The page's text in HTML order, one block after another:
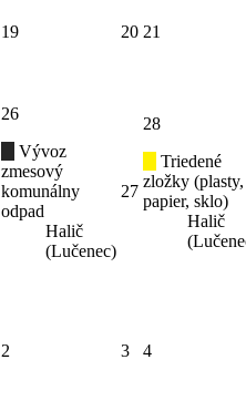
19 20 21
26
Vývoz
zmesový
komunálny
odpad
Halič
(Lučenec)
27
28
Triedené
zložky (plasty,
papier, sklo)
Halič
2 3 4